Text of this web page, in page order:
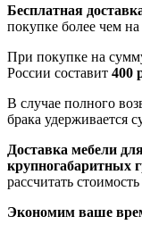
Бесплатная
покупке более чем на
При покупке на
России составит 400
В случае полного
брака удерживается
Доставка мебели
крупногабаритных
рассчитать
Экономим ваше